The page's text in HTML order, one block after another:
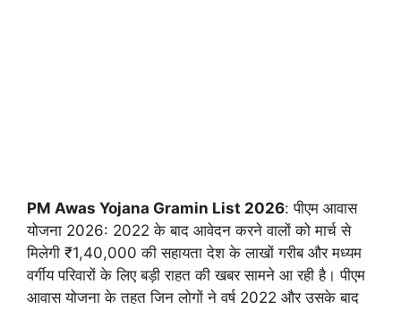
PM Awas Yojana Gramin List 2026: पीएम आवास
योजना 2026: 2022 के बाद आवेदन करने वालों को मार्च से
मिलेगी ₹1,40,000 की सहायता देश के लाखों गरीब और मध्यम
वर्गीय परिवारों के लिए बड़ी राहत की खबर सामने आ रही है। पीएम
आवास योजना के तहत जिन लोगों ने वर्ष 2022 और उसके बाद